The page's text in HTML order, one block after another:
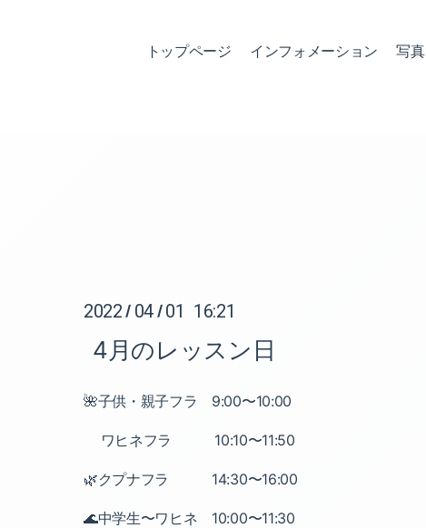
トップページ インフォメーション 写真
2022 / 04 / 01 16:21
4月のレッスン日
🌺子供・親子フラ 9:00〜10:00
ワヒネフラ 10:10〜11:50
🌿クプナフラ 14:30〜16:00
🌊中学生〜ワヒネ 10:00〜11:30